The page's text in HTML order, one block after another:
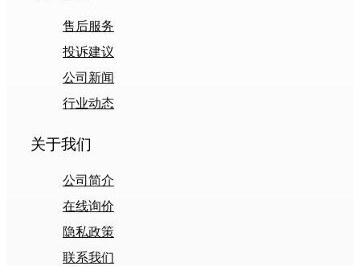
售后服务
投诉建议
公司新闻
行业动态
关于我们
公司简介
在线询价
隐私政策
联系我们